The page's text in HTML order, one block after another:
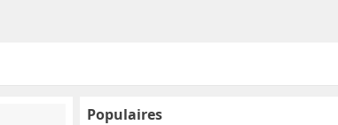
Populaires